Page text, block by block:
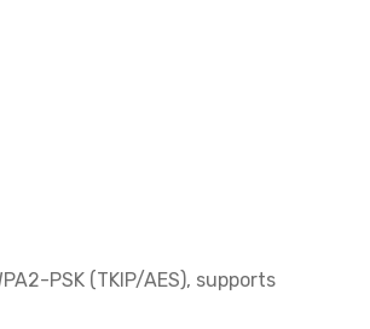
PSK (TKIP/AES), supports